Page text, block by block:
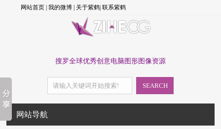
网站首页 我的微博 关于紫鹤 联系紫鹤
搜罗全球优秀创意电脑图形图像资源
SEARCH
网站导航